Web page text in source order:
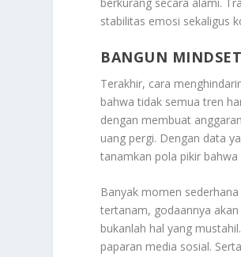
berkurang secara alami.
stabilitas emosi sekaligus
BANGUN
Terakhir, cara
bahwa tidak semua tren
dengan membuat
uang pergi. Dengan data
tanamkan pola pikir
Banyak momen
tertanam, godaannya
bukanlah hal yang
paparan media sosial.